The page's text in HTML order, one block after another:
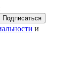
Подписаться
и